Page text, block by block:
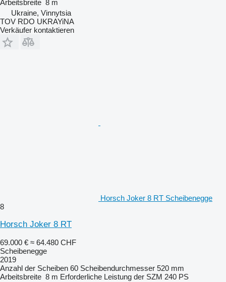
Arbeitsbreite 8 m
Ukraine, Vinnytsia
TOV RDO UKRAYiNA
Verkäufer kontaktieren
Horsch Joker 8 RT Scheibenegge
8
Horsch Joker 8 RT
69.000 € ≈ 64.480 CHF
Scheibenegge
2019
Anzahl der Scheiben 60 Scheibendurchmesser 520 mm
Arbeitsbreite 8 m Erforderliche Leistung der SZM 240 PS